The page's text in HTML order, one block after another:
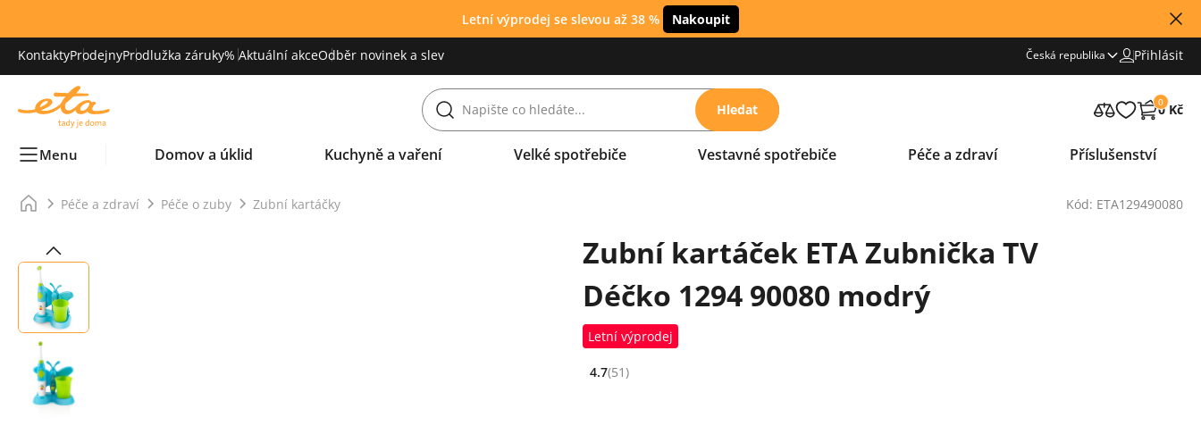
Letní výprodej se slevou až 38 % Nakoupit
KontaktyProdejnyProdlužka záruky% Aktuální akceOdběr novinek a slev Česká republika Přihlásit
Hledat 0
0 Kč
Menu Domov a úklid Kuchyně a vaření Velké spotřebiče Vestavné spotřebiče Péče a zdraví Příslušenství
Péče a zdraví Péče o zuby Zubní kartáčky Kód: ETA129490080
Zubní kartáček ETA Zubnička TV
Déčko 1294 90080 modrý
Letní výprodej
Hodnocení: 4.7 z 5 (51 recenzí)
4.7(51)